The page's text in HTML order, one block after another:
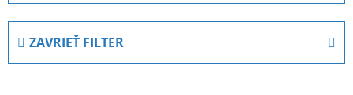
d
e
n ZAVRIEŤ FILTER